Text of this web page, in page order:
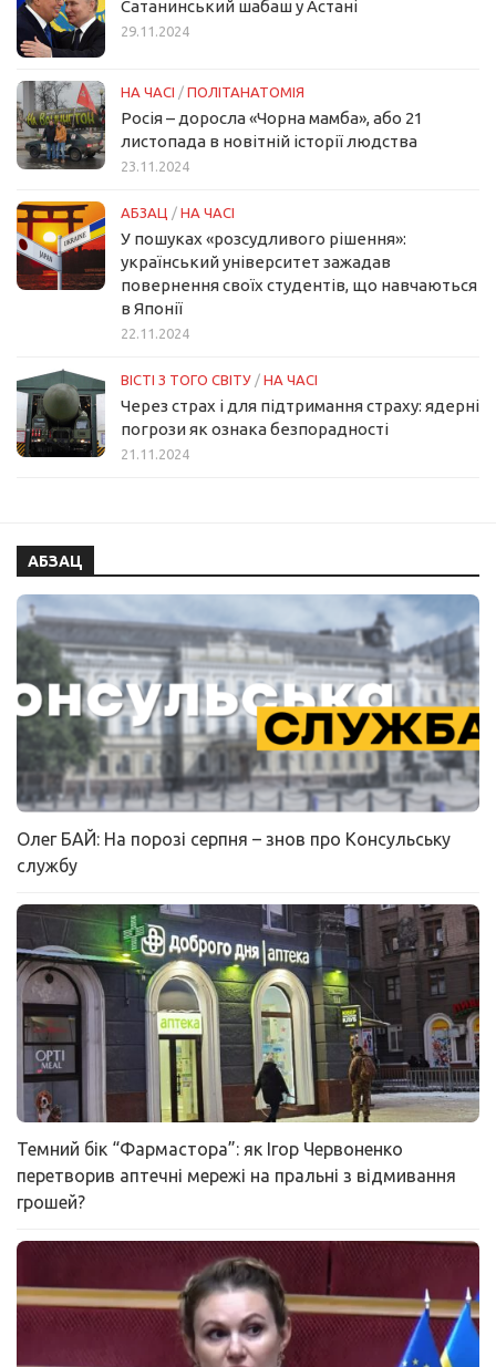
Сатанинський шабаш у Астані
29.11.2024
НА ЧАСІ / ПОЛІТАНАТОМІЯ
Росія – доросла «Чорна мамба», або 21
листопада в новітній історії людства
23.11.2024
АБЗАЦ / НА ЧАСІ
У пошуках «розсудливого рішення»:
український університет зажадав
повернення своїх студентів, що навчаються
в Японії
22.11.2024
ВІСТІ З ТОГО СВІТУ / НА ЧАСІ
Через страх і для підтримання страху: ядерні
погрози як ознака безпорадності
21.11.2024
АБЗАЦ
Олег БАЙ: На порозі серпня – знов про Консульську
службу
Темний бік “Фармастора”: як Ігор Червоненко
перетворив аптечні мережі на пральні з відмивання
грошей?